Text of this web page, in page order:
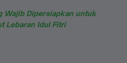
Wajib Dipersiapkan untuk
Lebaran Idul Fitri